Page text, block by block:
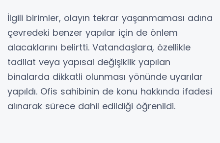
İlgili birimler, olayın tekrar yaşanmaması adına
çevredeki benzer yapılar için de önlem
alacaklarını belirtti. Vatandaşlara, özellikle
tadilat veya yapısal değişiklik yapılan
binalarda dikkatli olunması yönünde uyarılar
yapıldı. Ofis sahibinin de konu hakkında ifadesi
alınarak sürece dahil edildiği öğrenildi.